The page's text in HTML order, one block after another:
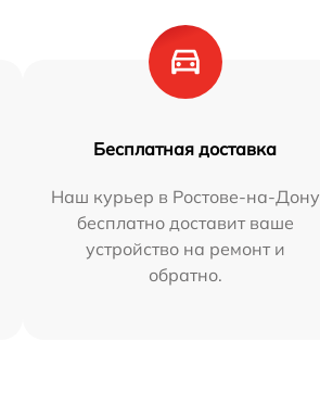
Бесплатная доставка
Наш курьер в Ростове-на-Дону
бесплатно доставит ваше
устройство на ремонт и
обратно.